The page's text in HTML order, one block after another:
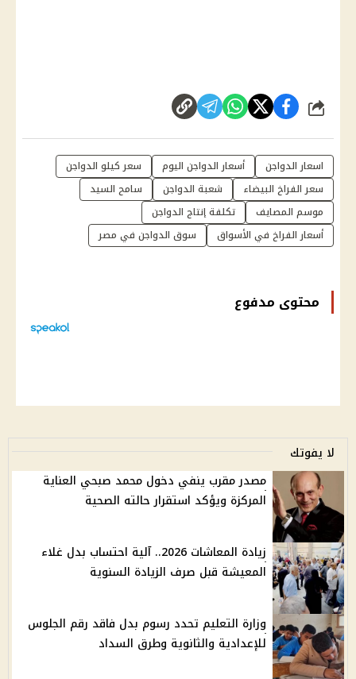
شارك
اسعار الدواجن أسعار الدواجن اليوم
سعر كيلو الدواجن
سعر الفراخ البيضاء
شعبة الدواجن
سامح السيد
موسم المصايف
تكلفة إنتاج الدواجن
أسعار الفراخ في الأسواق
سوق الدواجن في مصر
محتوى مدفوع
لا يفوتك
مصدر مقرب ينفي دخول محمد صبحي العناية
المركزة ويؤكد استقرار حالته الصحية
زيادة المعاشات 2026.. آلية احتساب بدل غلاء
المعيشة قبل صرف الزيادة السنوية
وزارة التعليم تحدد رسوم بدل فاقد رقم الجلوس
للإعدادية والثانوية وطرق السداد